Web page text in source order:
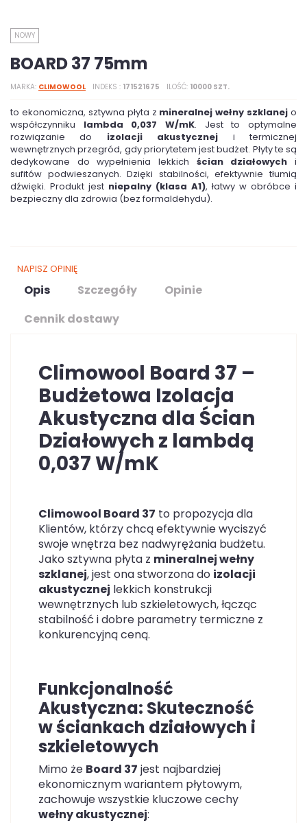
NOWY
BOARD 37 75mm
MARKA CLIMOWOOL INDEKS 171521675 ILOŚĆ 10000 SZT.
to ekonomiczna, sztywna płyta z mineralnej wełny szklanej o
współczynniku lambda 0,037 W/mK. Jest to optymalne
rozwiązanie do izolacji akustycznej i termicznej
wewnętrznych przegród, gdy priorytetem jest budżet. Płyty te są
dedykowane do wypełnienia lekkich ścian działowych i
sufitów podwieszanych. Dzięki stabilności, efektywnie tłumią
dźwięki. Produkt jest niepalny (klasa A1), łatwy w obróbce i
bezpieczny dla zdrowia (bez formaldehydu).
NAPISZ OPINIĘ
Opis Szczegóły
Opinie
Cennik dostawy
Climowool Board 37 –
Budżetowa Izolacja
Akustyczna dla Ścian
Działowych z lambdą
0,037 W/mK
Climowool Board 37 to propozycja dla
Klientów, którzy chcą efektywnie wyciszyć
swoje wnętrza bez nadwyrężania budżetu.
Jako sztywna płyta z mineralnej wełny
szklanej, jest ona stworzona do izolacji
akustycznej lekkich konstrukcji
wewnętrznych lub szkieletowych, łącząc
stabilność i dobre parametry termiczne z
konkurencyjną ceną.
Funkcjonalność
Akustyczna: Skuteczność
w ściankach działowych i
szkieletowych
Mimo że Board 37 jest najbardziej
ekonomicznym wariantem płytowym,
zachowuje wszystkie kluczowe cechy
wełny akustycznej: